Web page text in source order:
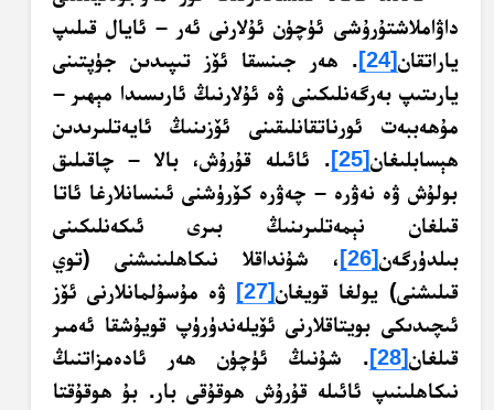
داۋاملاشتۇرۇشى ئۈچۈن ئۇلارنى ئەر – ئايال قىلىپ
ياراتقان[24]
. ھەر جىنسقا ئۆز تىپىدىن جۈپتىنى
يارىتىپ بەرگەنلىكىنى ۋە ئۇلارنىڭ ئارىسىدا مېھىر –
مۇھەببەت ئورناتقانلىقىنى ئۆزىنىڭ ئايەتلىرىدىن
ھېسابلىغان[25]
. ئائىلە قۇرۇش، بالا – چاقىلىق
بولۇش ۋە نەۋرە – چەۋرە كۆرۈشنى ئىنسانلارغا ئاتا
قىلغان نېمەتلىرىنىڭ بىرى ئىكەنلىكىنى
بىلدۈرگەن[26]
، شۇنداقلا نىكاھلىنىشنى (توي
قىلىشنى) يولغا قويغان[27]
ۋە مۇسۇلمانلارنى ئۆز
ئىچىدىكى بويتاقلارنى ئۆيلەندۈرۈپ قويۇشقا ئەمىر
قىلغان[28]
. شۇنىڭ ئۈچۈن ھەر ئادەمزاتنىڭ
نىكاھلىنىپ ئائىلە قۇرۇش ھوقۇقى بار. بۇ ھوقۇقتا